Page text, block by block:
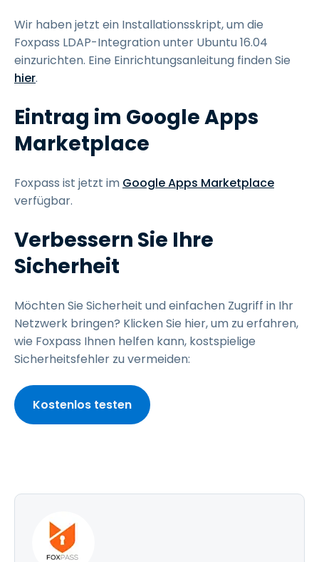
Wir haben jetzt ein Installationsskript, um die
Foxpass LDAP-Integration unter Ubuntu 16.04
einzurichten. Eine Einrichtungsanleitung finden Sie
hier.
Eintrag im Google Apps
Marketplace
Foxpass ist jetzt im Google Apps Marketplace
verfügbar.
Verbessern Sie Ihre
Sicherheit
Möchten Sie Sicherheit und einfachen Zugriff in Ihr
Netzwerk bringen? Klicken Sie hier, um zu erfahren,
wie Foxpass Ihnen helfen kann, kostspielige
Sicherheitsfehler zu vermeiden:
Kostenlos testen